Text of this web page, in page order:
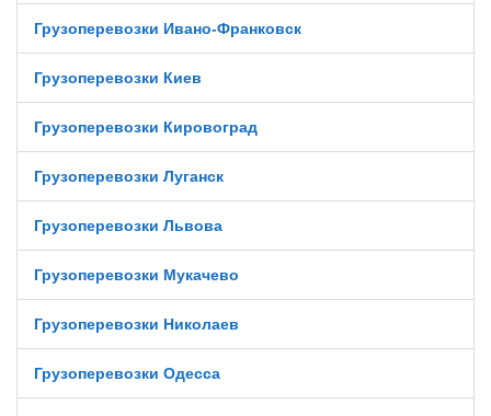
Грузоперевозки Ивано-Франковск
Грузоперевозки Киев
Грузоперевозки Кировоград
Грузоперевозки Луганск
Грузоперевозки Львова
Грузоперевозки Мукачево
Грузоперевозки Николаев
Грузоперевозки Одесса